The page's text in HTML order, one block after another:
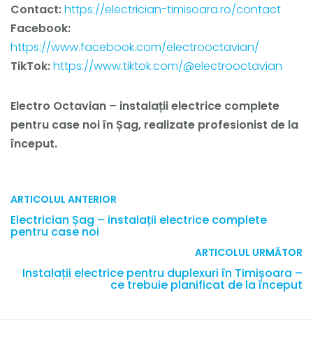
Contact:https://electrician-timisoara.ro/contact
Facebook:
https://www.facebook.com/electrooctavian/
TikTok:https://www.tiktok.com/@electrooctavian
Electro Octavian – instalații electrice complete
pentru case noi în Șag, realizate profesionist de la
început.
ARTICOLUL ANTERIOR
Electrician Șag – instalații electrice complete
pentru case noi
ARTICOLUL URMĂTOR
Instalații electrice pentru duplexuri în Timișoara –
ce trebuie planificat de la început